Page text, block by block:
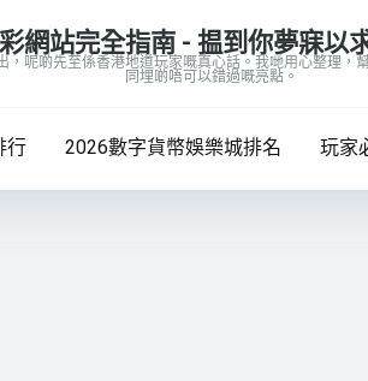
網站完全指南 - 揾到你夢寐以
，呢啲先至係香港地道玩家嘅真心話。我哋用心整理，
同埋啲唔可以錯過嘅亮點。
行 2026數字貨幣娛樂城排名 玩家